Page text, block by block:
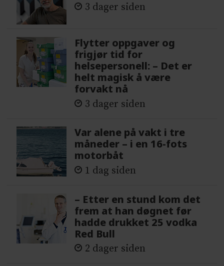
3 dager siden
Flytter oppgaver og
frigjør tid for
helsepersonell: – Det er
helt magisk å være
forvakt nå
3 dager siden
Var alene på vakt i tre
måneder – i en 16-fots
motorbåt
1 dag siden
– Etter en stund kom det
frem at han døgnet før
hadde drukket 25 vodka
Red Bull
2 dager siden